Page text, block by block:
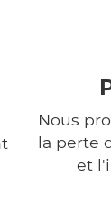
Nous
la perte
et